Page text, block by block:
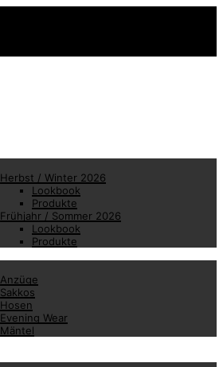
Herbst / Winter 2026
Lookbook
Produkte
Frühjahr / Sommer 2026
Lookbook
Produkte
Anzüge
Sakkos
Hosen
Evening Wear
Mäntel